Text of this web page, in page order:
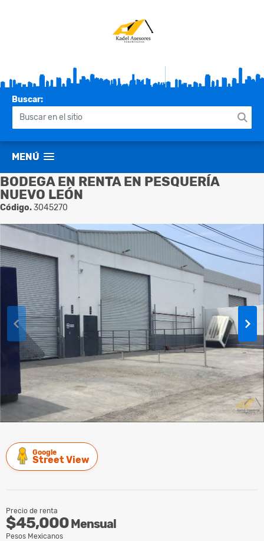
Buscar:
MENÚ
BODEGA EN RENTA EN PESQUERÍA
NUEVO LEÓN
Código.3045270
Google
Street View
Precio de renta
$45,000Mensual
Pesos Mexicanos